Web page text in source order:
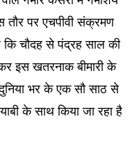
पर एचपीवी संक्रमण
चौदह से पंद्रह साल की
इस खतरनाक बीमारी के
भर के एक सौ साठ से
के साथ किया जा रहा है